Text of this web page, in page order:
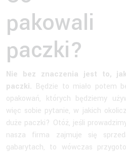
paczki?
Nie bez znaczenia jest to,
paczki. Będzie to miało potem
opakowań, których będziemy
więc sobie pytanie, w jakich
duże paczki? Otóż, jeśli
nasza firma zajmuje się
gabarytach, to wówczas